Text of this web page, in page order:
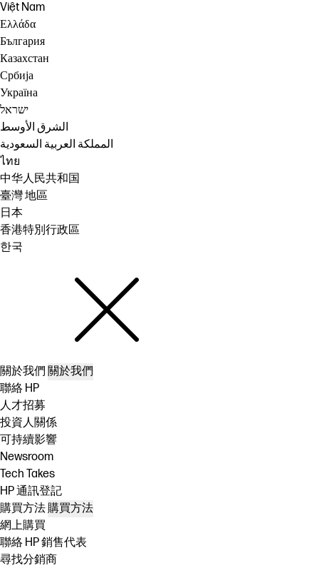
Việt Nam
Ελλάδα
България
Казахстан
Србија
Україна
ישראל
الشرق الأوسط
المملكة العربية السعودية
ไทย
中华人民共和国
臺灣 地區
日本
香港特別行政區
한국
關於我們 關於我們
聯絡 HP
人才招募
投資人關係
可持續影響
Newsroom
Tech Takes
HP 通訊登記
購買方法購買方法
網上購買
聯絡 HP 銷售代表
尋找分銷商